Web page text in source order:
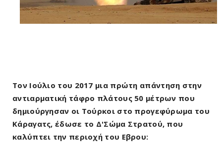
Τον Ιούλιο του 2017 μια πρώτη απάντηση στην
αντιαρματική τάφρο πλάτους 50 μέτρων που
δημιούργησαν οι Τούρκοι στο προγεφύρωμα του
Κάραγατς, έδωσε το Δ'Σώμα Στρατού, που
καλύπτει την περιοχή του Εβρου: